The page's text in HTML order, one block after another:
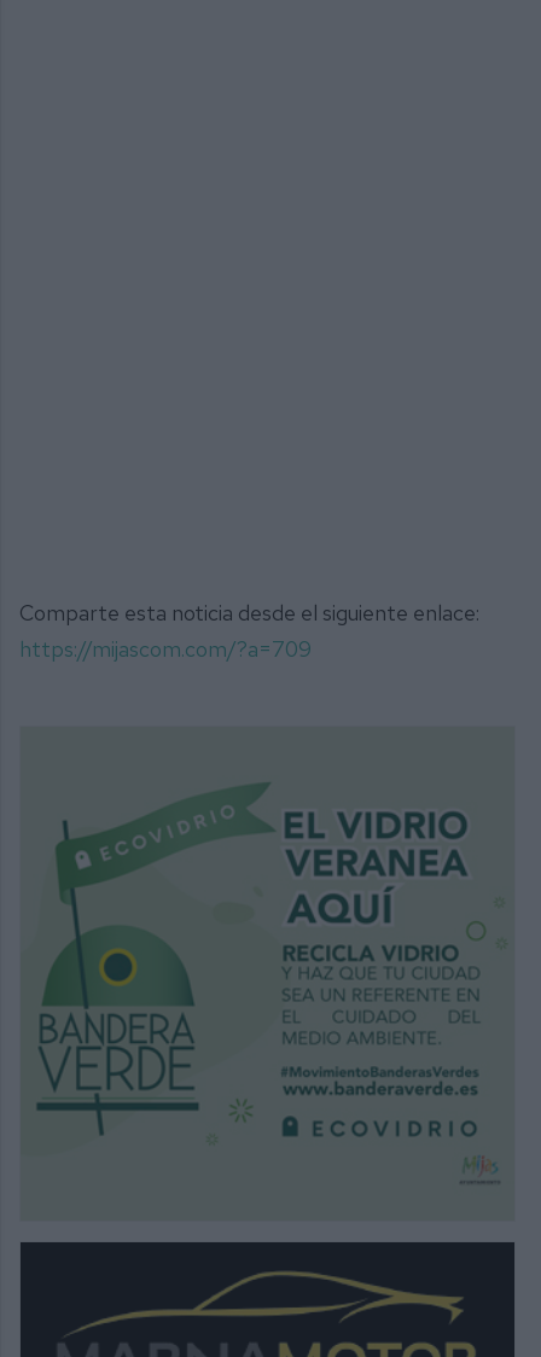
Comparte esta noticia desde el siguiente enlace:
https://mijascom.com/?a=709